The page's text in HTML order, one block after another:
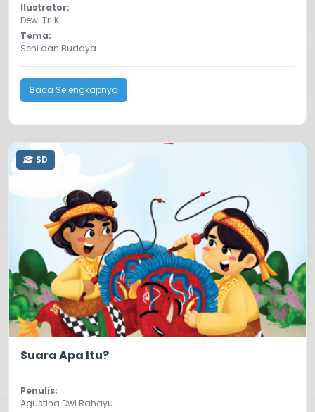
Ilustrator:
Dewi Tri K
Tema:
Seni dan Budaya
Baca Selengkapnya
SD
Suara Apa Itu?
Penulis:
Agustina Dwi Rahayu